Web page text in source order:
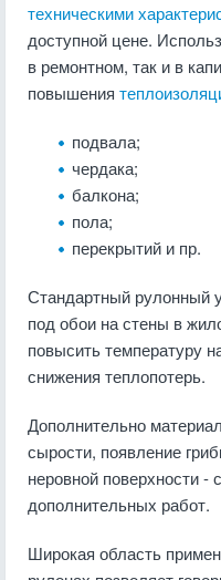
техническими
доступной цене.
в ремонтном, так и в
повышения
подвала;
чердака;
балкона;
пола;
перекрытий и пр.
Стандартный рулонный
под обои на стены в
повысить температуру
снижения теплопотерь.
Дополнительно
сырости, появление
неровной поверхности -
дополнительных работ.
Широкая область